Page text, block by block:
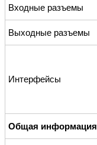
Входные разъемы
Выходные разъемы
Интерфейсы
Общая информация